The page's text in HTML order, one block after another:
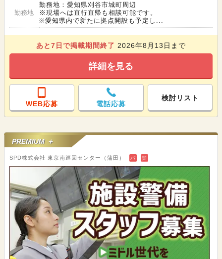
勤務地
勤務地：愛知県刈谷市城町周辺
※現場へは直行直帰も相談可能です。
※愛知県内で新たに拠点開設も予定し...
あと7日で掲載期間終了 2026年8月13日まで
詳細を見る
WEB応募 電話応募
検討リスト
PREMIUM ＋
SPD株式会社 東京南巡回センター（蒲田） バ 契